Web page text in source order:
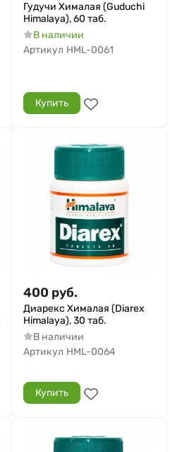
Гудучи Хималая (Guduchi
Himalaya), 60 таб.
В наличии
Артикул HML-0061
Купить
400 руб.
Диарекс Хималая (Diarex
Himalaya), 30 таб.
В наличии
Артикул HML-0064
Купить